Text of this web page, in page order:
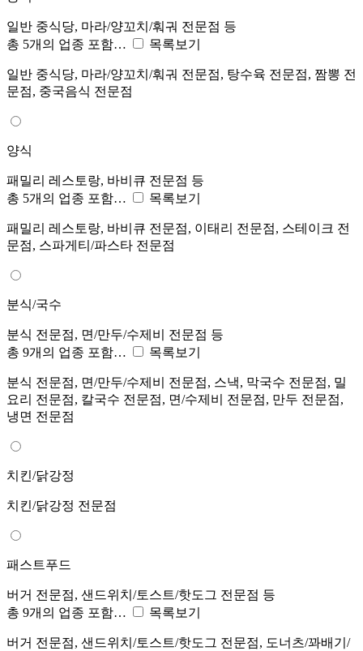
일반 중식당, 마라/양꼬치/훠궈 전문점 등
총 5개의 업종 포함…
목록보기
일반 중식당, 마라/양꼬치/훠궈 전문점, 탕수육 전문점, 짬뽕 전
문점, 중국음식 전문점
양식
패밀리 레스토랑, 바비큐 전문점 등
총 5개의 업종 포함…
목록보기
패밀리 레스토랑, 바비큐 전문점, 이태리 전문점, 스테이크 전
문점, 스파게티/파스타 전문점
분식/국수
분식 전문점, 면/만두/수제비 전문점 등
총 9개의 업종 포함…
목록보기
분식 전문점, 면/만두/수제비 전문점, 스낵, 막국수 전문점, 밀
요리 전문점, 칼국수 전문점, 면/수제비 전문점, 만두 전문점,
냉면 전문점
치킨/닭강정
치킨/닭강정 전문점
패스트푸드
버거 전문점, 샌드위치/토스트/핫도그 전문점 등
총 9개의 업종 포함…
목록보기
버거 전문점, 샌드위치/토스트/핫도그 전문점, 도너츠/꽈배기/